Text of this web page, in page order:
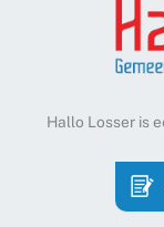
Hallo Losser is